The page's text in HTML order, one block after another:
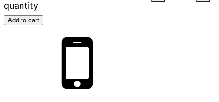
quantity
Add to cart